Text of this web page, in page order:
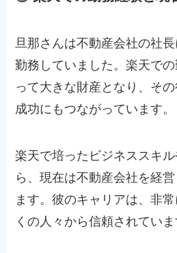
旦那さんは不動産会社の社
勤務していました。楽天で
って大きな財産となり、そ
成功にもつながっています。
楽天で培ったビジネススキ
ら、現在は不動産会社を経
ます。彼のキャリアは、非
くの人々から信頼されていま